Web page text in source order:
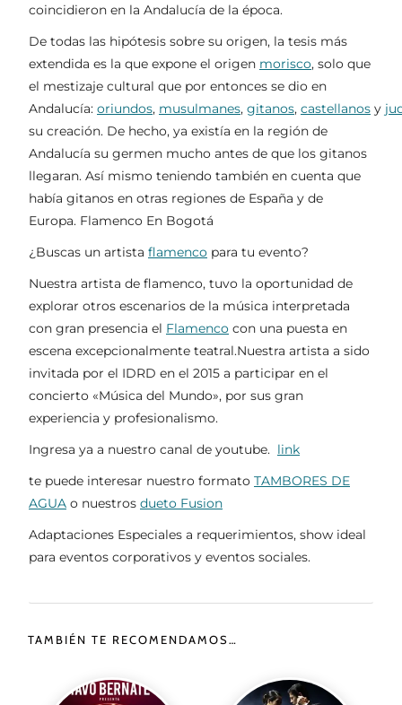
coincidieron en la Andalucía de la época.
De todas las hipótesis sobre su origen, la tesis más
extendida es la que expone el origen morisco, solo que
el mestizaje cultural que por entonces se dio en
Andalucía: oriundos, musulmanes, gitanos, castellanos y
su creación. De hecho, ya existía en la región de
Andalucía su germen mucho antes de que los gitanos
llegaran. Así mismo teniendo también en cuenta que
había gitanos en otras regiones de España y de
Europa. Flamenco En Bogotá
¿Buscas un artista flamenco para tu evento?
Nuestra artista de flamenco, tuvo la oportunidad de
explorar otros escenarios de la música interpretada
con gran presencia el Flamenco con una puesta en
escena excepcionalmente teatral.Nuestra artista a sido
invitada por el IDRD en el 2015 a participar en el
concierto «Música del Mundo», por sus gran
experiencia y profesionalismo.
Ingresa ya a nuestro canal de youtube. link
te puede interesar nuestro formato TAMBORES DE
AGUA o nuestros dueto Fusion
Adaptaciones Especiales a requerimientos, show ideal
para eventos corporativos y eventos sociales.
TAMBIÉN TE RECOMENDAMOS…